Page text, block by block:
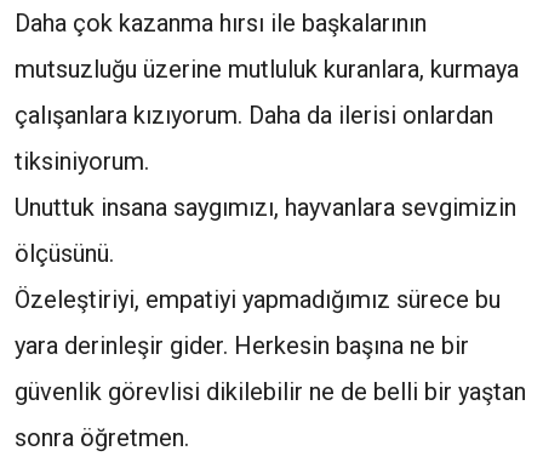
Daha çok kazanma hırsı ile başkalarının
mutsuzluğu üzerine mutluluk kuranlara, kurmaya
çalışanlara kızıyorum. Daha da ilerisi onlardan
tiksiniyorum.
Unuttuk insana saygımızı, hayvanlara sevgimizin
ölçüsünü.
Özeleştiriyi, empatiyi yapmadığımız sürece bu
yara derinleşir gider. Herkesin başına ne bir
güvenlik görevlisi dikilebilir ne de belli bir yaştan
sonra öğretmen.